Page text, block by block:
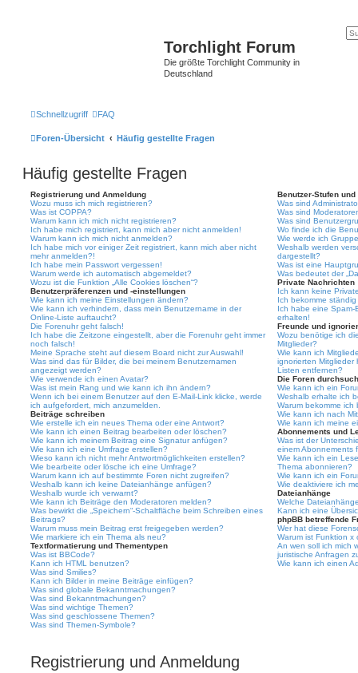
Torchlight Forum
Die größte Torchlight Community in
Deutschland
Schnellzugriff FAQ
Foren-Übersicht Häufig gestellte Fragen
Häufig gestellte Fragen
Registrierung und Anmeldung
Wozu muss ich mich registrieren?
Was ist COPPA?
Warum kann ich mich nicht registrieren?
Ich habe mich registriert, kann mich aber nicht anmelden!
Warum kann ich mich nicht anmelden?
Ich habe mich vor einiger Zeit registriert, kann mich aber nicht
mehr anmelden?!
Ich habe mein Passwort vergessen!
Warum werde ich automatisch abgemeldet?
Wozu ist die Funktion „Alle Cookies löschen“?
Benutzerpräferenzen und -einstellungen
Wie kann ich meine Einstellungen ändern?
Wie kann ich verhindern, dass mein Benutzername in der
Online-Liste auftaucht?
Die Forenuhr geht falsch!
Ich habe die Zeitzone eingestellt, aber die Forenuhr geht immer
noch falsch!
Meine Sprache steht auf diesem Board nicht zur Auswahl!
Was sind das für Bilder, die bei meinem Benutzernamen
angezeigt werden?
Wie verwende ich einen Avatar?
Was ist mein Rang und wie kann ich ihn ändern?
Wenn ich bei einem Benutzer auf den E-Mail-Link klicke, werde
ich aufgefordert, mich anzumelden.
Beiträge schreiben
Wie erstelle ich ein neues Thema oder eine Antwort?
Wie kann ich einen Beitrag bearbeiten oder löschen?
Wie kann ich meinem Beitrag eine Signatur anfügen?
Wie kann ich eine Umfrage erstellen?
Wieso kann ich nicht mehr Antwortmöglichkeiten erstellen?
Wie bearbeite oder lösche ich eine Umfrage?
Warum kann ich auf bestimmte Foren nicht zugreifen?
Weshalb kann ich keine Dateianhänge anfügen?
Weshalb wurde ich verwarnt?
Wie kann ich Beiträge den Moderatoren melden?
Was bewirkt die „Speichern“-Schaltfläche beim Schreiben eines
Beitrags?
Warum muss mein Beitrag erst freigegeben werden?
Wie markiere ich ein Thema als neu?
Textformatierung und Thementypen
Was ist BBCode?
Kann ich HTML benutzen?
Was sind Smilies?
Kann ich Bilder in meine Beiträge einfügen?
Was sind globale Bekanntmachungen?
Was sind Bekanntmachungen?
Was sind wichtige Themen?
Was sind geschlossene Themen?
Was sind Themen-Symbole?
Benutzer-Stufen und
Was sind
Was sind
Was sind
Wo finde ich die
Wie werde ich
Weshalb werden
dargestellt?
Was ist eine
Was bedeutet der
Private Nachrichten
Ich kann keine
Ich bekomme
Ich habe eine Spam-
erhalten!
Freunde und
Wozu benötige ich
Mitglieder?
Wie kann ich
ignorierten
Listen entfernen?
Die Foren
Wie kann ich ein
Weshalb erhalte ich
Warum bekomme
Wie kann ich nach
Wie kann ich meine
Abonnements und
Was ist der
einem Abonnements
Wie kann ich ein
Thema abonnieren?
Wie kann ich ein
Wie deaktiviere ich
Dateianhänge
Welche
Kann ich eine
phpBB betreffende
Wer hat diese
Warum ist Funktion
An wen soll ich mich
juristische Anfragen
Wie kann ich einen
Registrierung und Anmeldung